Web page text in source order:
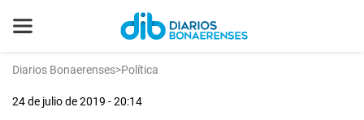
Diarios Bonaerenses>Política
24 de julio de 2019 - 20:14